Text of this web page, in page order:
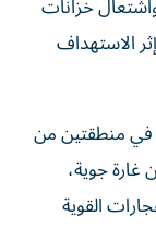
الاستهداف
في منطقتين من
غارة جوية،
⁠القوية